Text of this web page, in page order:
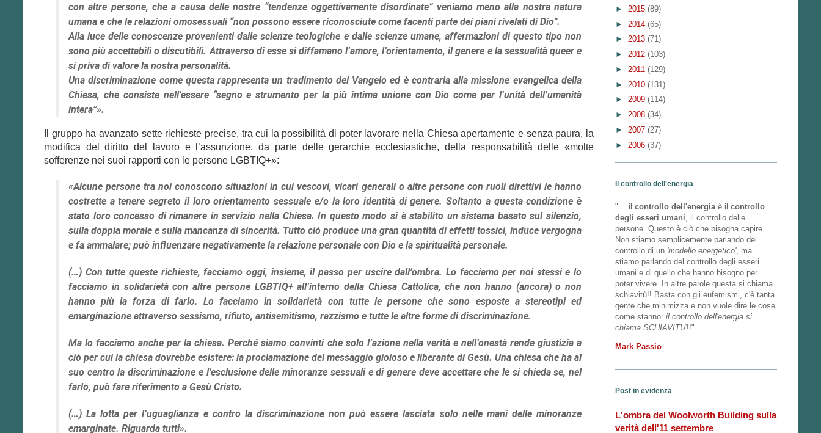
con altre persone, che a causa delle nostre “tendenze oggettivamente disordinate” veniamo meno alla nostra natura
umana e che le relazioni omosessuali “non possono essere riconosciute come facenti parte dei piani rivelati di Dio”.
Alla luce delle conoscenze provenienti dalle scienze teologiche e dalle scienze umane, affermazioni di questo tipo non
sono più accettabili o discutibili. Attraverso di esse si diffamano l’amore, l’orientamento, il genere e la sessualità queer e
si priva di valore la nostra personalità.
Una discriminazione come questa rappresenta un tradimento del Vangelo ed è contraria alla missione evangelica della
Chiesa, che consiste nell’essere “segno e strumento per la più intima unione con Dio come per l’unità dell’umanità
intera”».
Il gruppo ha avanzato sette richieste precise, tra cui la possibilità di poter lavorare nella Chiesa apertamente e senza paura, la
modifica del diritto del lavoro e l’assunzione, da parte delle gerarchie ecclesiastiche, della responsabilità delle «molte
sofferenze nei suoi rapporti con le persone LGBTIQ+»:
«Alcune persone tra noi conoscono situazioni in cui vescovi, vicari generali o altre persone con ruoli direttivi le hanno
costrette a tenere segreto il loro orientamento sessuale e/o la loro identità di genere. Soltanto a questa condizione è
stato loro concesso di rimanere in servizio nella Chiesa. In questo modo si è stabilito un sistema basato sul silenzio,
sulla doppia morale e sulla mancanza di sincerità. Tutto ciò produce una gran quantità di effetti tossici, induce vergogna
e fa ammalare; può influenzare negativamente la relazione personale con Dio e la spiritualità personale.
(…) Con tutte queste richieste, facciamo oggi, insieme, il passo per uscire dall’ombra. Lo facciamo per noi stessi e lo
facciamo in solidarietà con altre persone LGBTIQ+ all’interno della Chiesa Cattolica, che non hanno (ancora) o non
hanno più la forza di farlo. Lo facciamo in solidarietà con tutte le persone che sono esposte a stereotipi ed
emarginazione attraverso sessismo, rifiuto, antisemitismo, razzismo e tutte le altre forme di discriminazione.
Ma lo facciamo anche per la chiesa. Perché siamo convinti che solo l’azione nella verità e nell’onestà rende giustizia a
ciò per cui la chiesa dovrebbe esistere: la proclamazione del messaggio gioioso e liberante di Gesù. Una chiesa che ha al
suo centro la discriminazione e l’esclusione delle minoranze sessuali e di genere deve accettare che le si chieda se, nel
farlo, può fare riferimento a Gesù Cristo.
(…) La lotta per l’uguaglianza e contro la discriminazione non può essere lasciata solo nelle mani delle minoranze
emarginate. Riguarda tutti».
► 2015 (89)
► 2014 (65)
► 2013 (71)
► 2012 (103)
► 2011 (129)
► 2010 (131)
► 2009 (114)
► 2008 (34)
► 2007 (27)
► 2006 (37)
Il controllo dell'energia
"… il controllo dell'energiaè il controllo
degli esseri umani, il controllo delle
persone. Questo è ciò che bisogna capire.
Non stiamo semplicemente parlando del
controllo di un 'modello energetico', ma
stiamo parlando del controllo degli esseri
umani e di quello che hanno bisogno per
poter vivere. In altre parole questa si chiama
schiavitù!! Basta con gli eufemismi, c'è tanta
gente che minimizza e non vuole dire le cose
come stanno: il controllo dell'energia si
chiama SCHIAVITU'!!"
Mark Passio
Post in evidenza
L'ombra del Woolworth Building sulla
verità dell'11 settembre